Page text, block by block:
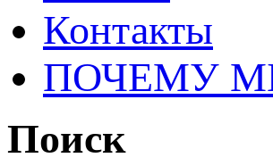
Контакты
ПОЧЕМУ
Поиск